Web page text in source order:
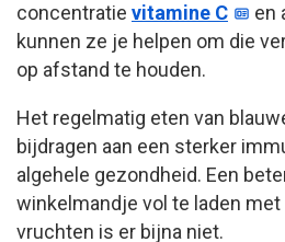
concentratie vitamine C
en
kunnen ze je helpen om die
op afstand te houden.
Het regelmatig eten van
bijdragen aan een sterker
algehele gezondheid. Een
winkelmandje vol te laden
vruchten is er bijna niet.